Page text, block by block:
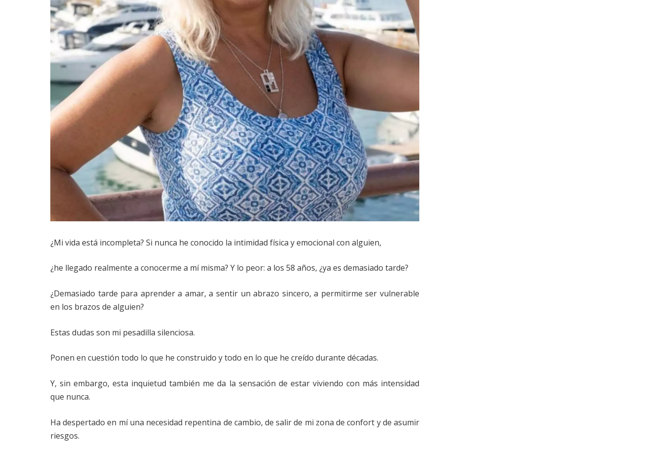
¿Mi vida está incompleta? Si nunca he conocido la intimidad física y emocional con alguien,
¿he llegado realmente a conocerme a mí misma? Y lo peor: a los 58 años, ¿ya es demasiado tarde?
¿Demasiado tarde para aprender a amar, a sentir un abrazo sincero, a permitirme ser vulnerable
en los brazos de alguien?
Estas dudas son mi pesadilla silenciosa.
Ponen en cuestión todo lo que he construido y todo en lo que he creído durante décadas.
Y, sin embargo, esta inquietud también me da la sensación de estar viviendo con más intensidad
que nunca.
Ha despertado en mí una necesidad repentina de cambio, de salir de mi zona de confort y de asumir
riesgos.